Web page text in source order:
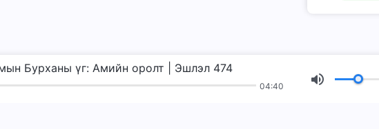
Бурханы үг: Амийн оролт | Эшлэл 474
04:40